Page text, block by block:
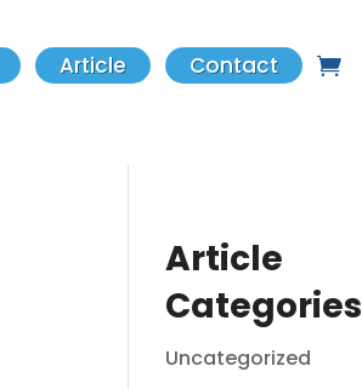
Article Contact
Article
Categories
Uncategorized